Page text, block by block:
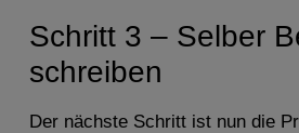
Schritt 3 – Selber
schreiben
Der nächste Schritt ist nun die